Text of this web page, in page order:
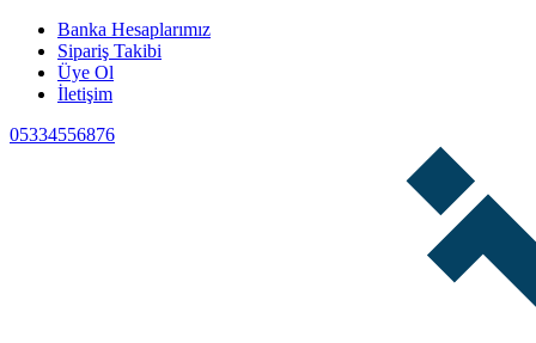
Banka Hesaplarımız
Sipariş Takibi
Üye Ol
İletişim
05334556876